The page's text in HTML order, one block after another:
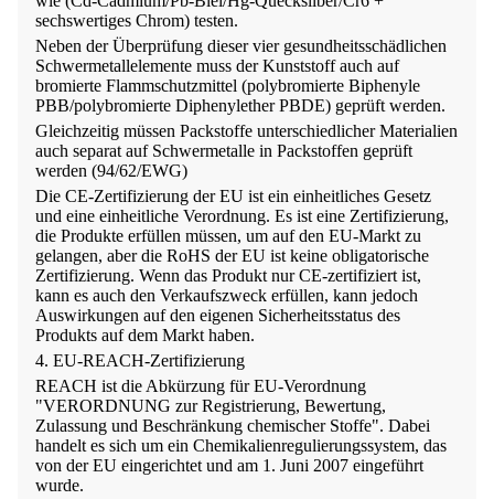
sechswertiges Chrom) testen.
Neben der Überprüfung dieser vier gesundheitsschädlichen
Schwermetallelemente muss der Kunststoff auch auf
bromierte Flammschutzmittel (polybromierte Biphenyle
PBB/polybromierte Diphenylether PBDE) geprüft werden.
Gleichzeitig müssen Packstoffe unterschiedlicher Materialien
auch separat auf Schwermetalle in Packstoffen geprüft
werden (94/62/EWG)
Die CE-Zertifizierung der EU ist ein einheitliches Gesetz
und eine einheitliche Verordnung. Es ist eine Zertifizierung,
die Produkte erfüllen müssen, um auf den EU-Markt zu
gelangen, aber die RoHS der EU ist keine obligatorische
Zertifizierung. Wenn das Produkt nur CE-zertifiziert ist,
kann es auch den Verkaufszweck erfüllen, kann jedoch
Auswirkungen auf den eigenen Sicherheitsstatus des
Produkts auf dem Markt haben.
4. EU-REACH-Zertifizierung
REACH ist die Abkürzung für EU-Verordnung
"VERORDNUNG zur Registrierung, Bewertung,
Zulassung und Beschränkung chemischer Stoffe". Dabei
handelt es sich um ein Chemikalienregulierungssystem, das
von der EU eingerichtet und am 1. Juni 2007 eingeführt
wurde.